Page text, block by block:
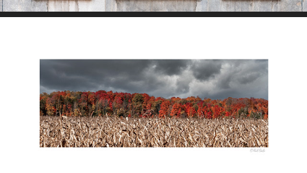
Limited Prints